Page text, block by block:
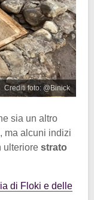
Crediti foto: @Binick
sia un altro
ma alcuni indizi
ulteriore strato
di Floki e delle